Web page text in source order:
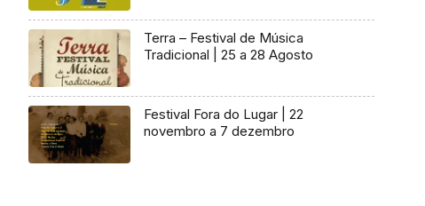
Terra – Festival de Música
Tradicional | 25 a 28 Agosto
Festival Fora do Lugar | 22
novembro a 7 dezembro